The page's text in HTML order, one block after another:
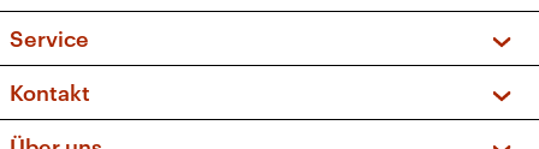
Sendungen und Podcasts
Musikliste
Kakadu – Das Kinderprogramm
Frequenzen (UKW + DAB+)
Service
FAQ
Apps
Kontakt